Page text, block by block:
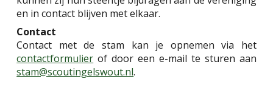
en in contact blijven met elkaar.
Contact
Contact met de stam kan je opnemen via het
contactformulier of door een e-mail te sturen aan
stam@scoutingelswout.nl.